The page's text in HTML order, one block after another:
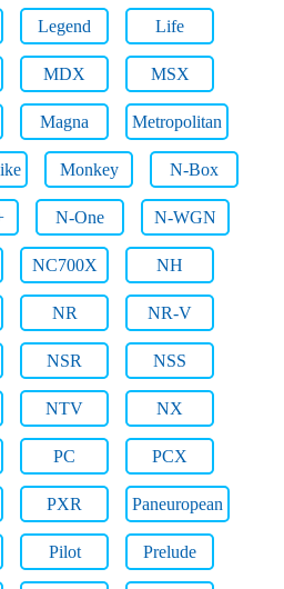
Legend Life
MDX MSX
Magna Metropolitan
Monkey N-Box
N-One N-WGN
NC700X NH
NR NR-V
NSR NSS
NTV NX
PC PCX
PXR Paneuropean
Pilot Prelude